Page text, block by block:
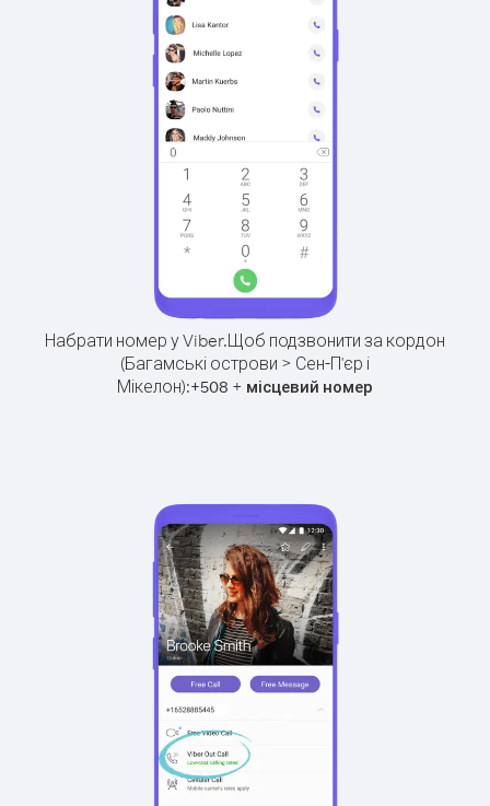
Набрати номер у Viber.Щоб подзвонити за кордон
(Багамські острови > Сен-П'єр і
Мікелон):+508 + місцевий номер